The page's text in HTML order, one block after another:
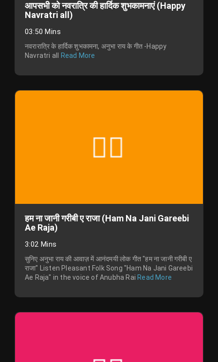
आपसभी को नवरात्रि की हार्दिक शुभकामनाएं (Happy
Navratri all)
03:50 Mins
नवरारात्रि के हार्दिक शुभकामना, अनुभा राय के गीत -Happy
Navratri all
Read More
हम ना जानी गरीबी ए राजा (Ham Na Jani Gareebi
Ae Raja)
3:02 Mins
सुनिए अनुभा राय की आवाज़ में आनंदमयी लोक गीत "हम ना जानी गरीबी ए
राजा" Listen Pleasant Folk Song "Ham Na Jani Gareebi
Ae Raja" in the voice of Anubha Rai Read More